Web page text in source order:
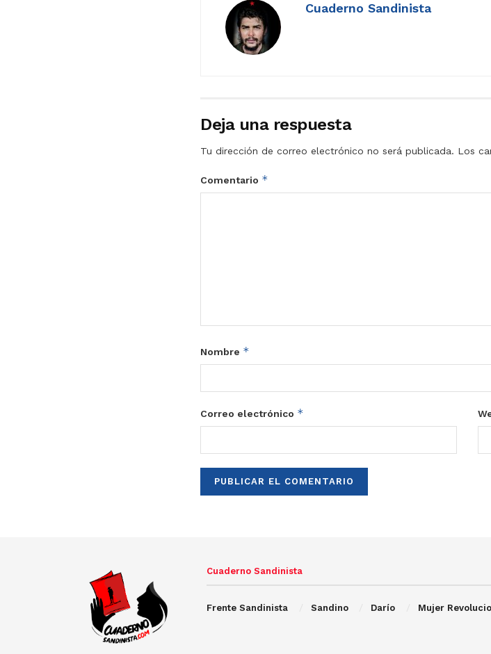
Cuaderno Sandinista
Deja una respuesta
Tu dirección de correo electrónico no será publicada. Los
Comentario *
Nombre *
Correo electrónico *
Cuaderno Sandinista
Frente Sandinista Sandino Darío Mujer